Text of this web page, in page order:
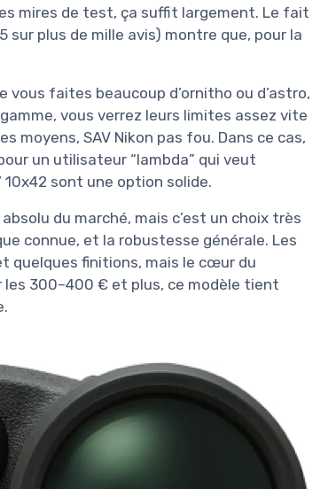
mires de test, ça suffit largement. Le fait
sur plus de mille avis) montre que, pour la
faites beaucoup d’ornitho ou d’astro,
vous verrez leurs limites assez vite
moyens, SAV Nikon pas fou. Dans ce cas,
un utilisateur “lambda” qui veut
10x42 sont une option solide.
du marché, mais c’est un choix très
connue, et la robustesse générale. Les
quelques finitions, mais le cœur du
300–400 € et plus, ce modèle tient